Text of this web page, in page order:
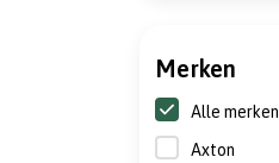
Merken
Alle merken
Axton